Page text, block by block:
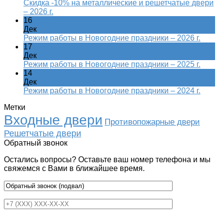
Скидка -10% на металлические и решетчатые двери
– 2026 г.
16
Дек
Режим работы в Новогодние праздники – 2026 г.
17
Дек
Режим работы в Новогодние праздники – 2025 г.
14
Дек
Режим работы в Новогодние праздники – 2024 г.
Метки
Входные двери Противопожарные двери
Решетчатые двери
Обратный звонок
Остались вопросы? Оставьте ваш номер телефона и мы
свяжемся с Вами в ближайшее время.